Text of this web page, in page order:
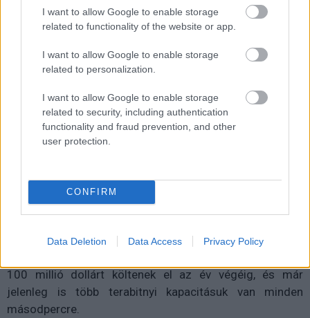
I want to allow Google to enable storage
related to functionality of the website or app.
I want to allow Google to enable storage
related to personalization.
I want to allow Google to enable storage
related to security, including authentication
functionality and fraud prevention, and other
user protection.
CONFIRM
Data Deletion Data Access Privacy Policy
hatékonyabban tudjuk letölteni.
A CDN segítségével a szoftverletöltések az Apple-től
közvetlenül az internetszolgáltatókhoz vannak
átirányítva. Mivelaz Applemindezért fizet, ezért az ISP-k
garantálják, hogy a kiemelt forgalmú időszakban is
torlódásmentes kapcsolatokat biztosítanak, amikor arra
majdmegjelenik az OS X Yosemitevagy az iOS 8.
A beszámolók szerint az Apple hihetetlenül nagy
és a saját CDN-jük startja is jóval korábbi volt, mint arra
100 millió dollárt költenek el az év végéig, és már
jelenleg is több terabitnyi kapacitásuk van minden
másodpercre.